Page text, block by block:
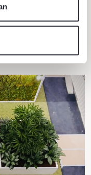
en
waar mens, natuur